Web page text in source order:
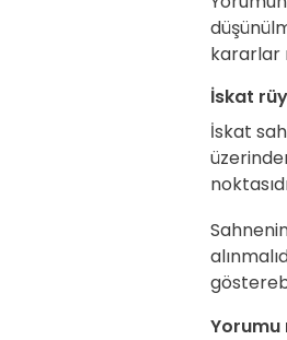
kararlar
İskat
İskat
Yorumu